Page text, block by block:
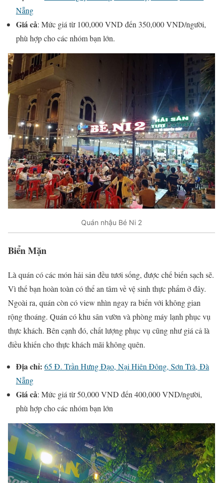
Nẵng
Giá cả: Mức giá từ 100,000 VND đến 350,000 VND/người,
phù hợp cho các nhóm bạn lớn.
Quán nhậu Bé Ni 2
Biển Mặn
Là quán có các món hải sản đều tươi sống, được chế biến sạch sẽ.
Vì thế bạn hoàn toàn có thể an tâm về vệ sinh thực phẩm ở đây.
Ngoài ra, quán còn có view nhìn ngay ra biển với không gian
rộng thoáng. Quán có khu sân vườn và phòng máy lạnh phục vụ
thực khách. Bên cạnh đó, chất lượng phục vụ cũng như giá cả là
điều khiến cho thực khách mãi không quên.
Địa chỉ: 65 Đ. Trần Hưng Đạo, Nại Hiên Đông, Sơn Trà, Đà
Nẵng
Giá cả: Mức giá từ 50,000 VND đến 400,000 VND/người,
phù hợp cho các nhóm bạn lớn